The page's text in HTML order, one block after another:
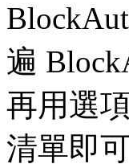
遍
再用選
清單即